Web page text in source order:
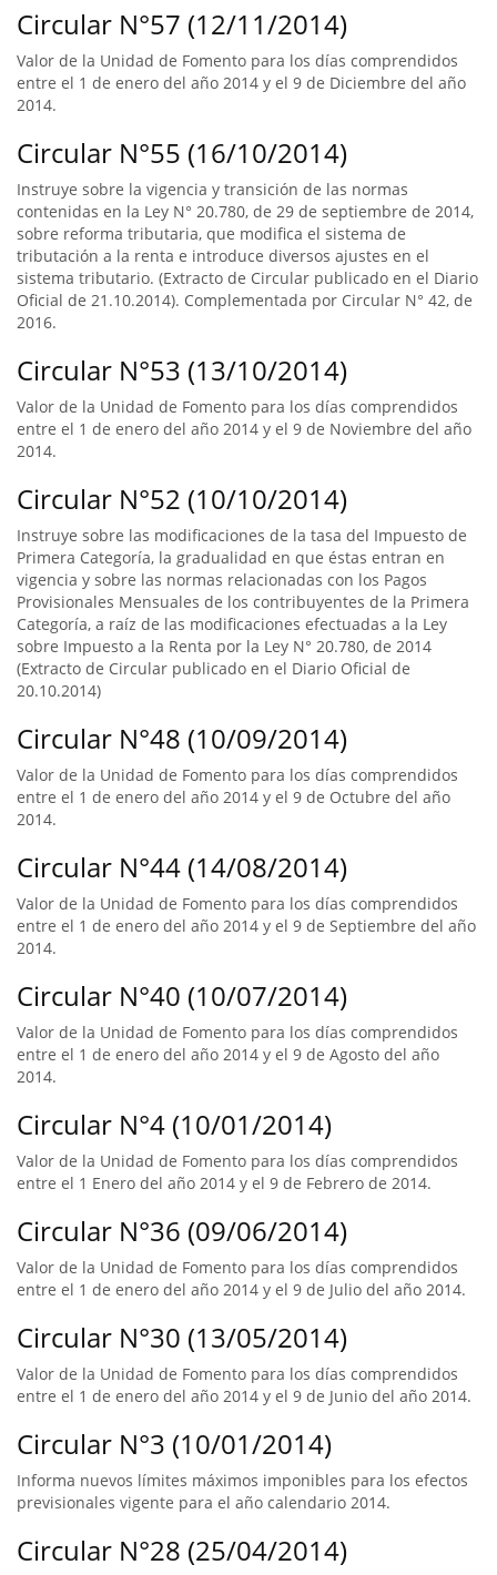
Circular N°57 (12/11/2014)
Valor de la Unidad de Fomento para los días comprendidos
entre el 1 de enero del año 2014 y el 9 de Diciembre del año
2014.
Circular N°55 (16/10/2014)
Instruye sobre la vigencia y transición de las normas
contenidas en la Ley N° 20.780, de 29 de septiembre de 2014,
sobre reforma tributaria, que modifica el sistema de
tributación a la renta e introduce diversos ajustes en el
sistema tributario. (Extracto de Circular publicado en el Diario
Oficial de 21.10.2014). Complementada por Circular N° 42, de
2016.
Circular N°53 (13/10/2014)
Valor de la Unidad de Fomento para los días comprendidos
entre el 1 de enero del año 2014 y el 9 de Noviembre del año
2014.
Circular N°52 (10/10/2014)
Instruye sobre las modificaciones de la tasa del Impuesto de
Primera Categoría, la gradualidad en que éstas entran en
vigencia y sobre las normas relacionadas con los Pagos
Provisionales Mensuales de los contribuyentes de la Primera
Categoría, a raíz de las modificaciones efectuadas a la Ley
sobre Impuesto a la Renta por la Ley N° 20.780, de 2014
(Extracto de Circular publicado en el Diario Oficial de
20.10.2014)
Circular N°48 (10/09/2014)
Valor de la Unidad de Fomento para los días comprendidos
entre el 1 de enero del año 2014 y el 9 de Octubre del año
2014.
Circular N°44 (14/08/2014)
Valor de la Unidad de Fomento para los días comprendidos
entre el 1 de enero del año 2014 y el 9 de Septiembre del año
2014.
Circular N°40 (10/07/2014)
Valor de la Unidad de Fomento para los días comprendidos
entre el 1 de enero del año 2014 y el 9 de Agosto del año
2014.
Circular N°4 (10/01/2014)
Valor de la Unidad de Fomento para los días comprendidos
entre el 1 Enero del año 2014 y el 9 de Febrero de 2014.
Circular N°36 (09/06/2014)
Valor de la Unidad de Fomento para los días comprendidos
entre el 1 de enero del año 2014 y el 9 de Julio del año 2014.
Circular N°30 (13/05/2014)
Valor de la Unidad de Fomento para los días comprendidos
entre el 1 de enero del año 2014 y el 9 de Junio del año 2014.
Circular N°3 (10/01/2014)
Informa nuevos límites máximos imponibles para los efectos
previsionales vigente para el año calendario 2014.
Circular N°28 (25/04/2014)